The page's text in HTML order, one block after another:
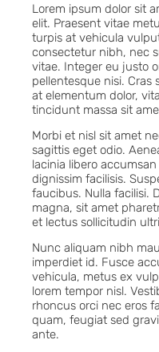
Lorem ipsum dolor sit
elit. Praesent vitae
turpis at vehicula
consectetur nibh, nec
vitae. Integer eu justo
pellentesque nisi.
at elementum dolor,
tincidunt massa sit
Morbi et nisl sit amet
sagittis eget odio.
lacinia libero
dignissim facilisis.
faucibus. Nulla facilisi.
magna, sit amet
et lectus sollicitudin
Nunc aliquam nibh
imperdiet id. Fusce
vehicula, metus ex
lorem tempor nisl.
rhoncus orci nec eros
quam, feugiat sed
ante.